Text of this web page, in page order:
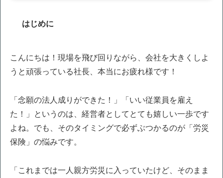
はじめに
こんにちは！現場を飛び回りながら、会社を大きくしよ
うと頑張っている社長、本当にお疲れ様です！
「念願の法人成りができた！」「いい従業員を雇え
た！」というのは、経営者としてとても嬉しい一歩です
よね。でも、そのタイミングで必ずぶつかるのが「労災
保険」の悩みです。
「これまでは一人親方労災に入っていたけど、そのまま